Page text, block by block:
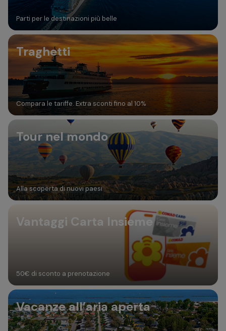
Parti per le destinazioni più belle
Traghetti
Compara le tariffe. Extra sconti fino al 10%
Tour nel mondo
Alla scoperta di nuovi paesi
Vantaggi Carta Insieme
50€ di sconto a prenotazione
Vacanze all’aria aperta